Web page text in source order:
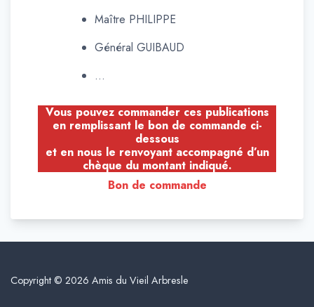
Maître PHILIPPE
Général GUIBAUD
…
Vous pouvez commander ces publications
en remplissant le bon de commande ci-
dessous
et en nous le renvoyant accompagné d’un
chèque du montant indiqué.
Bon de commande
Copyright © 2026 Amis du Vieil Arbresle